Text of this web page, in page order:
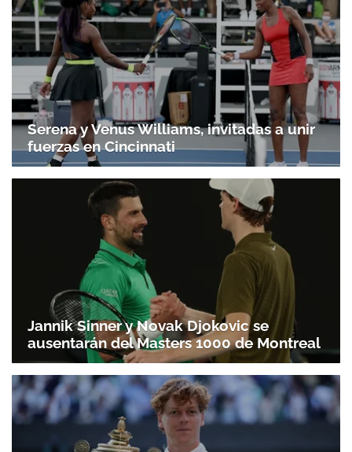
Serena y Venus Williams, invitadas a unir
fuerzas en Cincinnati
Jannik Sinner y Novak Djokovic se
ausentarán del Masters 1000 de Montreal